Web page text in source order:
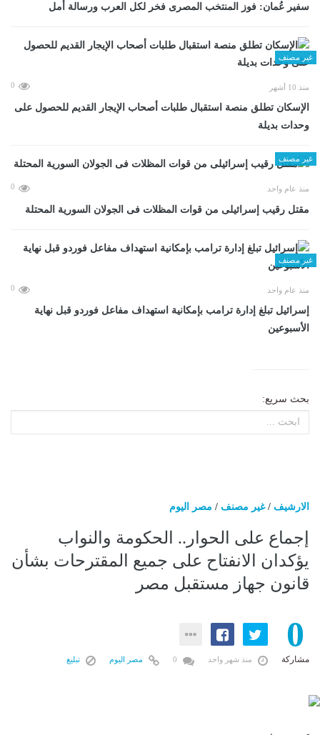
سفير عُمان: فوز المنتخب المصرى فخر لكل العرب ورسالة أمل
غير مصنف
منذ 10 أشهر 0
الإسكان تطلق منصة استقبال طلبات أصحاب الإيجار القديم للحصول على
وحدات بديلة
غير مصنف
منذ عام واحد 0
مقتل رقيب إسرائيلى من قوات المظلات فى الجولان السورية المحتلة
غير مصنف
منذ عام واحد 0
إسرائيل تبلغ إدارة ترامب بإمكانية استهداف مفاعل فوردو قبل نهاية
الأسبوعين
بحث سريع:
الارشيف /غير مصنف / مصر اليوم
إجماع على الحوار.. الحكومة والنواب
يؤكدان الانفتاح على جميع المقترحات بشأن
قانون جهاز مستقبل مصر
0
مشاركة منذ شهر واحد مصر اليوم تبليغ